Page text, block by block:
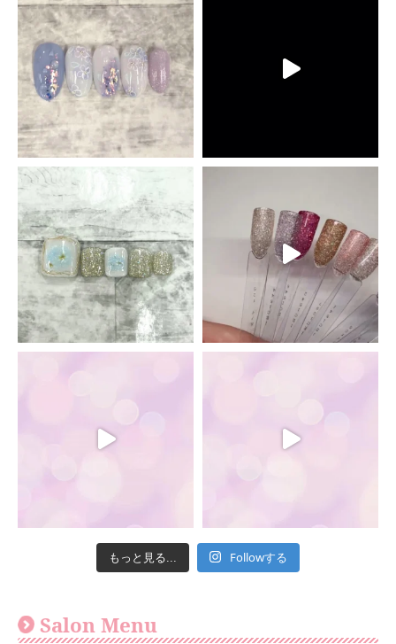
もっと見る... Followする
Salon Menu